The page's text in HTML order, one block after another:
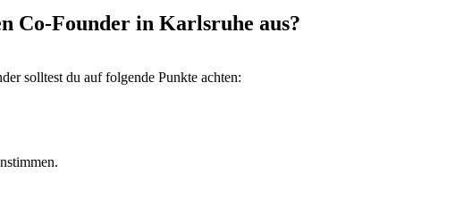
Co-Founder in Karlsruhe aus?
solltest du auf folgende Punkte achten: